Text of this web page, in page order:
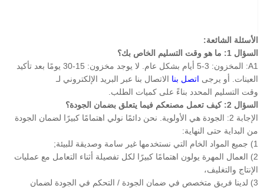
الأسئلة الشائعة:
السؤال 1: ما هو وقت التسليم الخاص بك؟
A1: المخزون: 3-5 أيام بشكل عام. لا يوجد مخزون: 15-30 يومًا بعد تأكيد
العينات. أو يرجى اتصل بنا الاتصال بنا عبر البريد الإلكتروني لـ
وقت التسليم المحدد بناءً على كميات الطلب.
السؤال 2: كيف تعمل مصنعكم فيما يتعلق بضمان الجودة؟
الإجابة 2: الجودة هي الأولوية. نحن دائمًا نولي اهتمامًا كبيرًا لضمان الجودة
من البداية حتى النهاية:
1) جميع المواد الخام التي نستخدمها غير سامة وصديقة للبيئة;
2) العمال المهرة يولون اهتمامًا كبيرًا لكل تفصيلة أثناء التعامل مع عمليات
الإنتاج والتغليف،
3) لدينا فريق متخصص في ضمان الجودة / التحكم في الجودة لضمان